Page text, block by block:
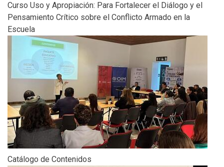
Curso Uso y Apropiación: Para Fortalecer el Diálogo y el
Pensamiento Crítico sobre el Conflicto Armado en la
Escuela
Catálogo de Contenidos